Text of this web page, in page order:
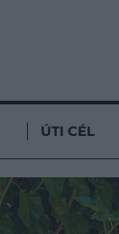
ÚTI CÉL